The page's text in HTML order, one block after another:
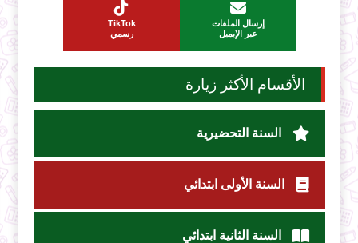
إرسال الملفات
عبر الإيميل
TikTok
رسمي
الأقسام الأكثر زيارة
السنة التحضيرية
السنة الأولى ابتدائي
السنة الثانية ابتدائي